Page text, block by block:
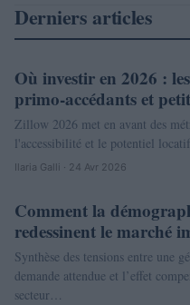
Derniers articles
NEWS
Où investir en 2026 :
primo-accédants et
Zillow 2026 met en avant des
l'accessibilité et le potentiel
Ilaria Galli · 24 Avr 2026
NEWS
Comment la
redessinent le marché
Synthèse des tensions entre une
demande attendue et l’effet
secteur…